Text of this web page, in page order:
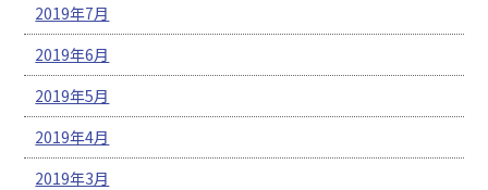
2019年7月
2019年6月
2019年5月
2019年4月
2019年3月